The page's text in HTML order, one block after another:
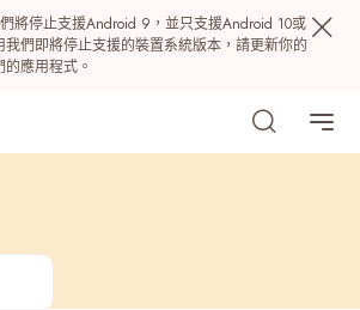
將停止支援Android 9，並只支援Android 10或
們即將停止支援的裝置系統版本，請更新你的
應用程式。